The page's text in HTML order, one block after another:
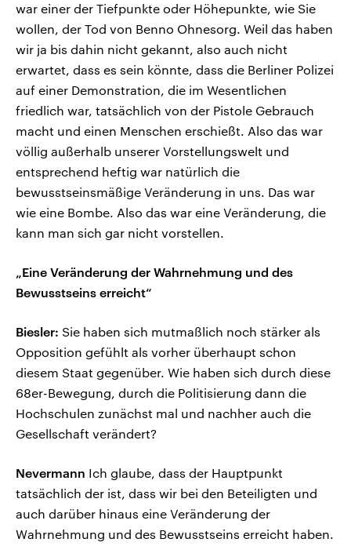
war einer der Tiefpunkte oder Höhepunkte, wie Sie
wollen, der Tod von Benno Ohnesorg. Weil das haben
wir ja bis dahin nicht gekannt, also auch nicht
erwartet, dass es sein könnte, dass die Berliner Polizei
auf einer Demonstration, die im Wesentlichen
friedlich war, tatsächlich von der Pistole Gebrauch
macht und einen Menschen erschießt. Also das war
völlig außerhalb unserer Vorstellungswelt und
entsprechend heftig war natürlich die
bewusstseinsmäßige Veränderung in uns. Das war
wie eine Bombe. Also das war eine Veränderung, die
kann man sich gar nicht vorstellen.
„Eine Veränderung der Wahrnehmung und des
Bewusstseins erreicht“
Biesler: Sie haben sich mutmaßlich noch stärker als
Opposition gefühlt als vorher überhaupt schon
diesem Staat gegenüber. Wie haben sich durch diese
68er-Bewegung, durch die Politisierung dann die
Hochschulen zunächst mal und nachher auch die
Gesellschaft verändert?
Nevermann Ich glaube, dass der Hauptpunkt
tatsächlich der ist, dass wir bei den Beteiligten und
auch darüber hinaus eine Veränderung der
Wahrnehmung und des Bewusstseins erreicht haben.